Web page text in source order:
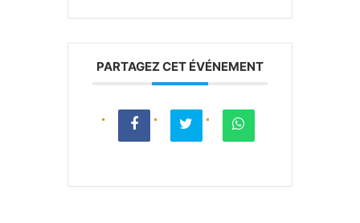
PARTAGEZ CET ÉVÉNEMENT